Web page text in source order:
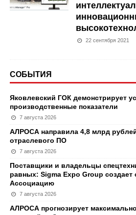
22 сентября 2021
СОБЫТИЯ
Яковлевский ГОК демонстрирует
производственные показатели
7 августа 2026
АЛРОСА направила 4,8 млрд
отраслевого ПО
7 августа 2026
Поставщики и владельцы
равных: Sigma Expo Group создает
Ассоциацию
7 августа 2026
АЛРОСА прогнозирует